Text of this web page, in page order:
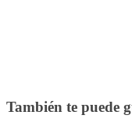
También te puede